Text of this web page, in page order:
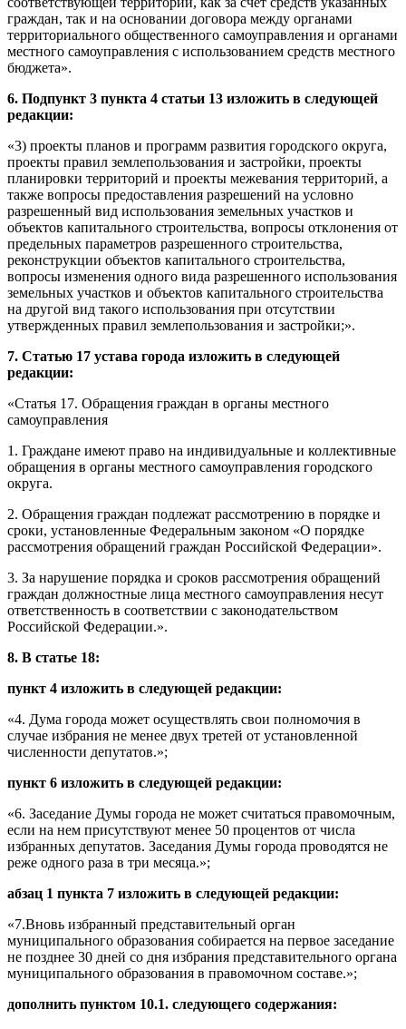
граждан, так и на основании договора между органами
территориального общественного самоуправления и органами
местного самоуправления с использованием средств местного
бюджета».
6. Подпункт 3 пункта 4 статьи 13 изложить в следующей
редакции:
«3) проекты планов и программ развития городского округа,
проекты правил землепользования и застройки, проекты
планировки территорий и проекты межевания территорий, а
также вопросы предоставления разрешений на условно
разрешенный вид использования земельных участков и
объектов капитального строительства, вопросы отклонения от
предельных параметров разрешенного строительства,
реконструкции объектов капитального строительства,
вопросы изменения одного вида разрешенного использования
земельных участков и объектов капитального строительства
на другой вид такого использования при отсутствии
утвержденных правил землепользования и застройки;».
7. Статью 17 устава города изложить в следующей
редакции:
«Статья 17. Обращения граждан в органы местного
самоуправления
1. Граждане имеют право на индивидуальные и коллективные
обращения в органы местного самоуправления городского
округа.
2. Обращения граждан подлежат рассмотрению в порядке и
сроки, установленные Федеральным законом «О порядке
рассмотрения обращений граждан Российской Федерации».
3. За нарушение порядка и сроков рассмотрения обращений
граждан должностные лица местного самоуправления несут
ответственность в соответствии с законодательством
Российской Федерации.».
8. В статье 18:
пункт 4 изложить в следующей редакции:
«4. Дума города может осуществлять свои полномочия в
случае избрания не менее двух третей от установленной
численности депутатов.»;
пункт 6 изложить в следующей редакции:
«6. Заседание Думы города не может считаться правомочным,
если на нем присутствуют менее 50 процентов от числа
избранных депутатов. Заседания Думы города проводятся не
реже одного раза в три месяца.»;
абзац 1 пункта 7 изложить в следующей редакции:
«7.Вновь избранный представительный орган
муниципального образования собирается на первое заседание
не позднее 30 дней со дня избрания представительного органа
муниципального образования в правомочном составе.»;
дополнить пунктом 10.1. следующего содержания: